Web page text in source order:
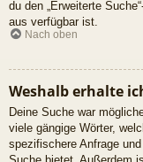
du den „Erweiterte
aus verfügbar ist.
Nach oben
Weshalb erhalte
Deine Suche war
viele gängige Wörter,
spezifischere Anfrage